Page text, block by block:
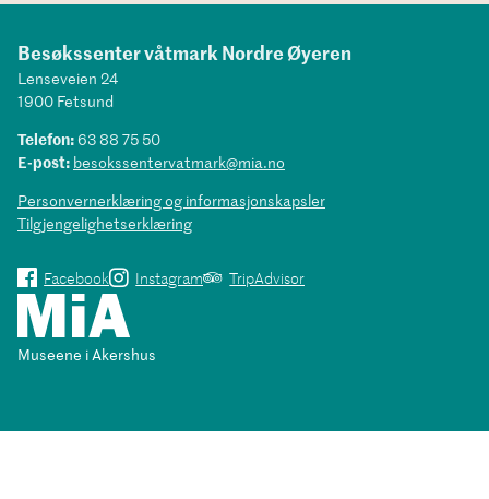
Besøkssenter våtmark Nordre Øyeren
Lenseveien 24
1900 Fetsund
Telefon:63 88 75 50
E-post: besokssentervatmark@mia.no
Personvernerklæring og informasjonskapsler
Tilgjengelighetserklæring
Facebook Instagram TripAdvisor
Museene i Akershus